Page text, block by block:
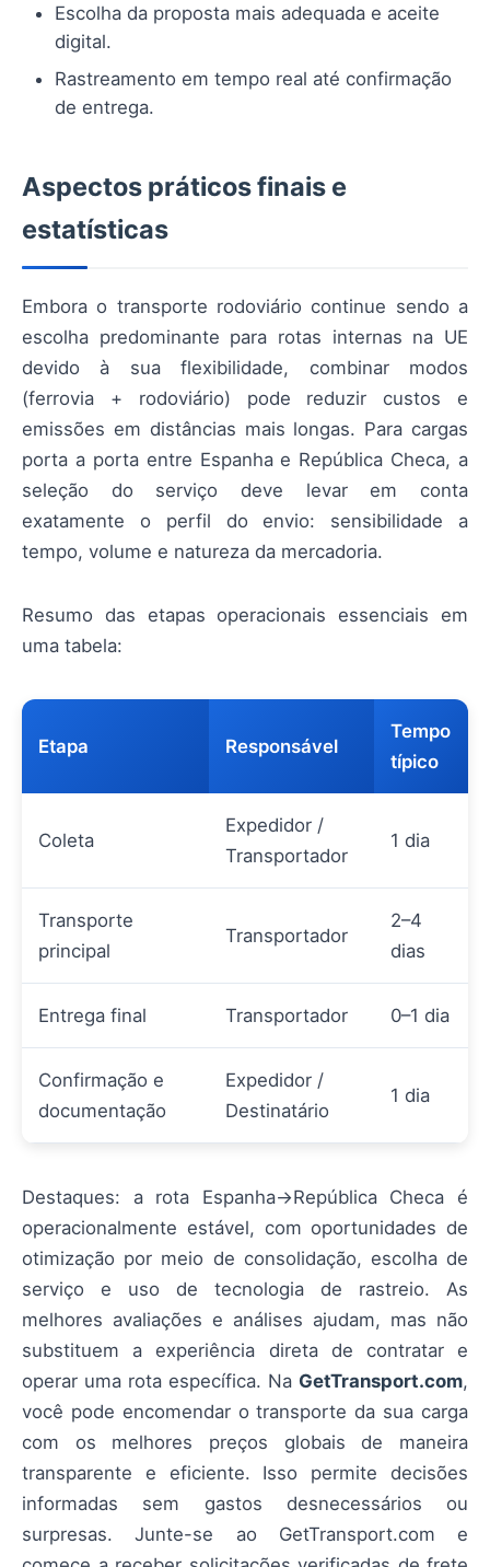
Escolha da proposta mais adequada e aceite
digital.
Rastreamento em tempo real até confirmação
de entrega.
Aspectos práticos finais e
estatísticas
Embora o transporte rodoviário continue sendo a
escolha predominante para rotas internas na UE
devido à sua flexibilidade, combinar modos
(ferrovia + rodoviário) pode reduzir custos e
emissões em distâncias mais longas. Para cargas
porta a porta entre Espanha e República Checa, a
seleção do serviço deve levar em conta
exatamente o perfil do envio: sensibilidade a
tempo, volume e natureza da mercadoria.
Resumo das etapas operacionais essenciais em
uma tabela:
Etapa Responsável
Tempo
típico
Coleta
Expedidor /
Transportador
1 dia
Transporte
principal
Transportador
2–4
dias
Entrega final Transportador 0–1 dia
Confirmação e
documentação
Expedidor /
Destinatário
1 dia
Destaques: a rota Espanha→República Checa é
operacionalmente estável, com oportunidades de
otimização por meio de consolidação, escolha de
serviço e uso de tecnologia de rastreio. As
melhores avaliações e análises ajudam, mas não
substituem a experiência direta de contratar e
operar uma rota específica. Na GetTransport.com,
você pode encomendar o transporte da sua carga
com os melhores preços globais de maneira
transparente e eficiente. Isso permite decisões
informadas sem gastos desnecessários ou
surpresas. Junte-se ao GetTransport.com e